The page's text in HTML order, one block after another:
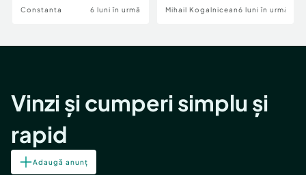
Constanta 6 luni în urmă Mihail Kogalniceanu6 luni în urmă
Vinzi și cumperi simplu și
rapid
Adaugă anunț